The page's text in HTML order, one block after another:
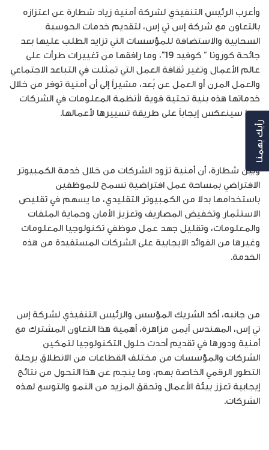
وأعرب الرئيس التنفيذي لشركة أمنية زياد شطارة عن اعتزازه
بالتعاون مع شركة إس تي إس، لتقديم خدمات الحوسبة
السحابية والاستضافة للمؤسسات التي تزايد الطلب عليها بعد
جائحة كورونا ” كوفيد 19″، وما رافقها من تغييرات طرأت على
عالم الأعمال وتغير ثقافة العمل التي تمثلت في التباعد الاجتماعي
والعمل المرن أو العمل عن بُعد، مشيراً إلى أن أمنية توفر من خلال
خدماتها هذه بنية تحتية قوية لأنظمة المعلومات في الشركات
مما سينعكس إيجاباً على طريقة تسييرها لأعمالها.
وبين شطارة، أن أمنية تزود الشركات من خلال خدمة الكمبيوتر
الافتراضي بمساحة عمل افتراضية تسمح للموظفين
باستخدامها بدلا من الكمبيوتر التقليدي، ما يسهم في تقليص
الاستثمار وتخفيض المصاريف وتعزيز الأمان وحماية الملفات
والمعلومات، وتقليل جهد عمل موظفي تكنولوجيا المعلومات
وغيرها من الفوائد الايجابية على الشركات المستفيدة من هذه
الخدمة.
من جانبه، أكد الشريك المؤسس والرئيس التنفيذي لشركة إس
تي إس، المهندس أيمن مزاهرة، أهمية هذا التعاون المشترك مع
أمنية ودورها في تقديم أحدث حلول التكنولوجيا لتمكين
الشركات والمؤسسات من مختلف القطاعات من الانطلاق برحلة
التطور الرقمي الخاصة بهم، وما ينجم عن هذا التحول من نتائج
إيجابية تعزز بيئة الأعمال وتحقق المزيد من النمو والتوسع لهذه
الشركات.
رأيك بهمنا